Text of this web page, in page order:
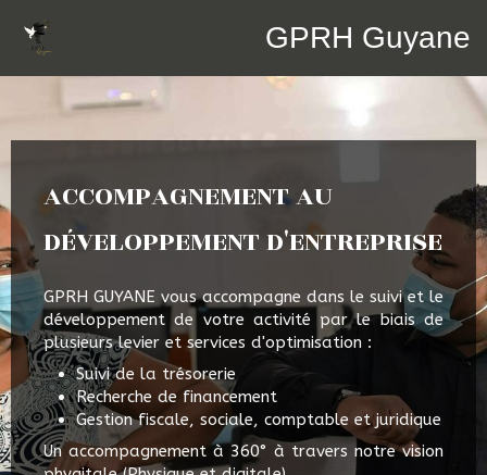
GPRH Guyane
ACCOMPAGNEMENT À LA
GPRH GUYANE vous accompagne pour la création
de votre entreprise à travers nos différents
supports :
Choix juridique
Business plan
Recherche de financement
ACCOMPAGNEMENT AU
DÉVELOPPEMENT D'ENTREPRISE
GPRH GUYANE vous accompagne dans le suivi et le
développement de votre activité par le biais de
plusieurs levier et services d'optimisation :
Suivi de la trésorerie
Recherche de financement
Gestion fiscale, sociale, comptable et juridique
Un accompagnement à 360° à travers notre vision
ACCOMPAGNEMENT À LA
TRANSFORMATION DIGITALE
GPRH GUYANE vous accompagne à la
transformation digitale de votre entreprise dans
le seul objectif est d'augmenter la rentabilité et
l'efficience de votre projet :
Gagner en visibilité
Gagner en efficacité
Rester AGILE face aux changements
Manager vos salariés à travers des outils